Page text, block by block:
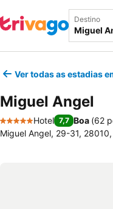
Destino
Ver todas as estadias
Miguel Angel
5 Estrelas
Hotel 7,7 Boa (62
Miguel Angel, 29-31,